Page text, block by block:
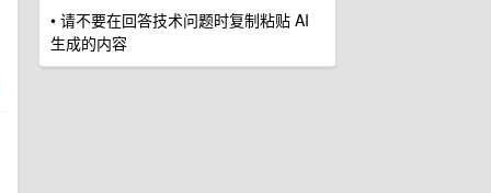
• 请不要在回答技术问题时复制粘贴 AI
生成的内容